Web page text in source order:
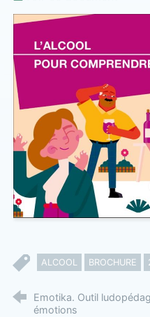
ALCOOL BROCHURE
Emotika. Outil
émotions